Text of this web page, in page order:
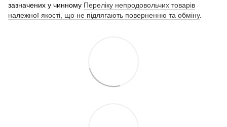
зазначених у чинному Переліку непродовольчих товарів
належної якості, що не підлягають поверненню та обміну.